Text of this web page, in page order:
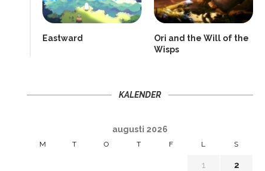
Eastward
Ori and the Will of the
Wisps
KALENDER
augusti 2026
M T O T F L S
1
2